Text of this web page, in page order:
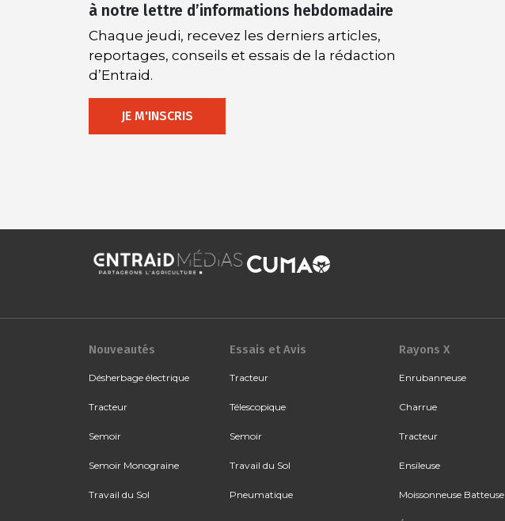
à notre lettre d’informations hebdomadaire
Chaque jeudi, recevez les derniers articles,
reportages, conseils et essais de la rédaction
d’Entraid.
JE M'INSCRIS
Nouveautés
Désherbage électrique
Tracteur
Semoir
Semoir Monograine
Travail du Sol
Essais et Avis
Tracteur
Télescopique
Semoir
Travail du Sol
Pneumatique
Rayons X
Enrubanneuse
Charrue
Tracteur
Ensileuse
Moissonneuse Batteuse